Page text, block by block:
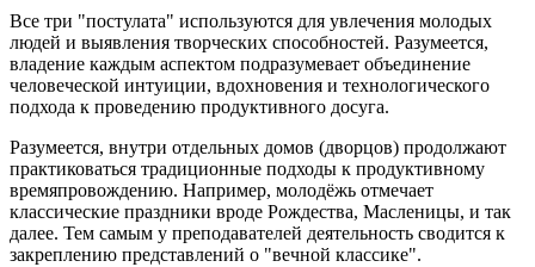
Все три "постулата" используются для увлечения молодых
людей и выявления творческих способностей. Разумеется,
владение каждым аспектом подразумевает объединение
человеческой интуиции, вдохновения и технологического
подхода к проведению продуктивного досуга.
Разумеется, внутри отдельных домов (дворцов) продолжают
практиковаться традиционные подходы к продуктивному
времяпровождению. Например, молодёжь отмечает
классические праздники вроде Рождества, Масленицы, и так
далее. Тем самым у преподавателей деятельность сводится к
закреплению представлений о "вечной классике".